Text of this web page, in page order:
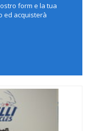
form e la tua
ed acquisterà